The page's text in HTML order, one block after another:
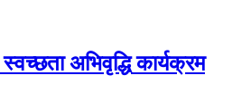
अभिवृद्धि कार्यक्रम